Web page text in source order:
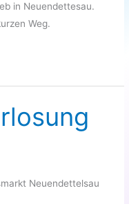
in Neuendettesau.
Weg.
Neuendettelsau